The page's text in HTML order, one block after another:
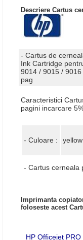
Descriere Cartus
- Cartus de
Ink Cartridge
9014 / 9015 /
pag
Caracteristici
pagini incarcare
- Culoare : yellow
- Cartus cerneala
Imprimanta
foloseste acest
HP Officejet